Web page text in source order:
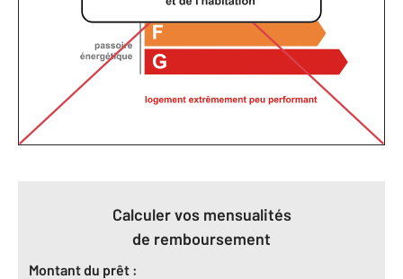
Calculer vos mensualités
de remboursement
Montant du prêt :